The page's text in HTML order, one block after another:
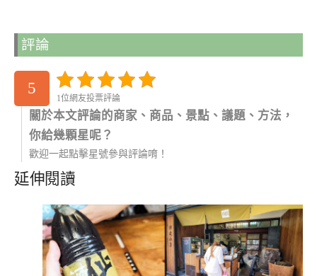
評論
5
1位網友投票評論
關於本文評論的商家、商品、景點、議題、方法，
你給幾顆星呢？
歡迎一起點擊星號參與評論唷！
延伸閱讀